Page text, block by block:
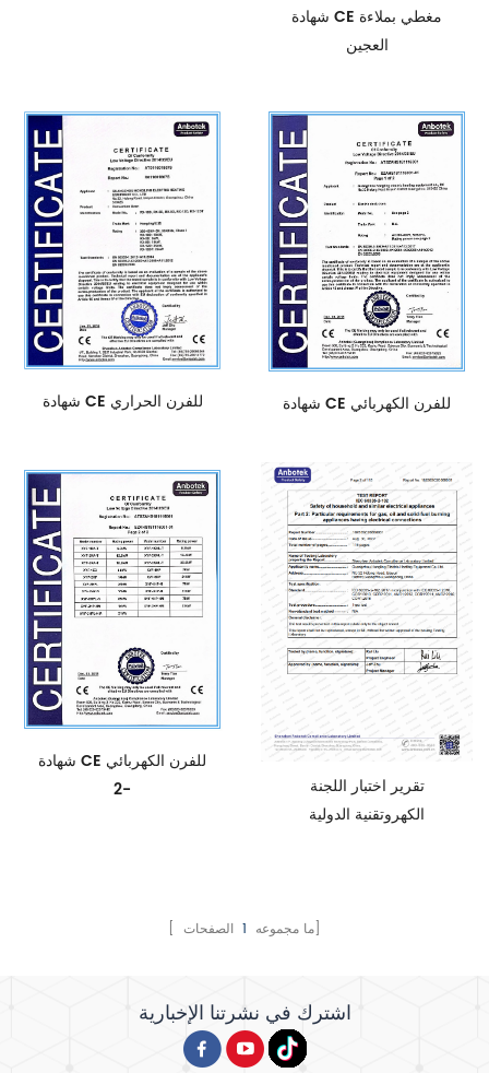
شهادة CE مغطي بملاءة
العجين
شهادة CE للفرن الحراري شهادة CE للفرن الكهربائي
شهادة CE للفرن الكهربائي
-2
تقرير اختبار اللجنة
الكهروتقنية الدولية
[ ما مجموعه 1 الصفحات]
اشترك في نشرتنا الإخبارية